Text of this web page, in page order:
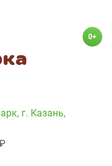
0+
, г. Казань,